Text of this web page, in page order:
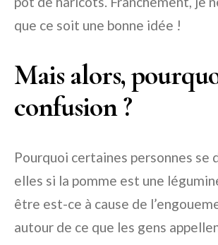
que ce soit une bonne idée !
Mais alors,
confusion ?
Pourquoi certaines personnes se
elles si la pomme est une
être est-ce à cause de
autour de ce que les gens